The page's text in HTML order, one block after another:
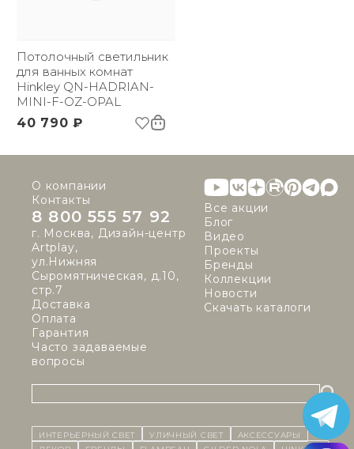
Потолочный светильник
для ванных комнат
Hinkley QN-HADRIAN-
MINI-F-OZ-OPAL
40 790 ₽
О компании
Контакты
8 800 555 57 92
г. Москва, Дизайн-центр
Artplay,
ул.Нижняя
Сыромятническая, д.10,
стр.7
Доставка
Оплата
Гарантия
Часто задаваемые
вопросы
Все акции
Блог
Видео
Проекты
Бренды
Коллекции
Новости
Скачать каталоги
ИНТЕРЬЕРНЫЙ СВЕТ уличный СВЕТ
Аксессуары